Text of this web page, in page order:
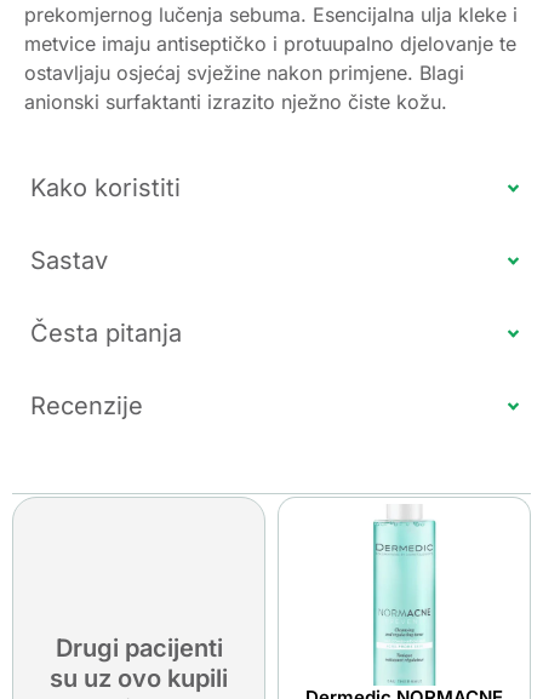
prekomjernog lučenja sebuma. Esencijalna ulja kleke i
metvice imaju antiseptičko i protuupalno djelovanje te
ostavljaju osjećaj svježine nakon primjene. Blagi
anionski surfaktanti izrazito nježno čiste kožu.
Kako koristiti
Sastav
Česta pitanja
Recenzije
Drugi pacijenti
su uz ovo kupili